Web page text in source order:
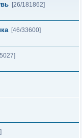
[26/181862]
[46/33600]